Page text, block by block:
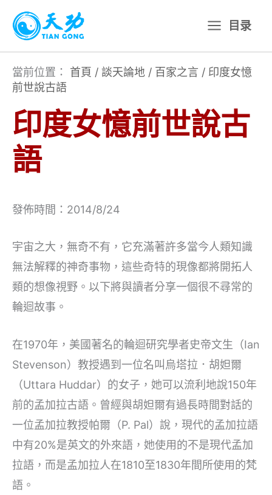
主
目录
當前位置： 首頁 / 談天論地 / 百家之言 / 印度女憶
前世說古語
印度女憶前世說古
語
發佈時間：2014/8/24
宇宙之大，無奇不有，它充滿著許多當今人類知識
無法解釋的神奇事物，這些奇特的現像都將開拓人
類的想像視野。以下將與讀者分享一個很不尋常的
輪迴故事。
在1970年，美國著名的輪迴研究學者史帝文生（Ian
Stevenson）教授遇到一位名叫烏塔拉．胡妲爾
（Uttara Huddar）的女子，她可以流利地說150年
前的孟加拉古語。曾經與胡妲爾有過長時間對話的
一位孟加拉教授帕爾（P. Pal）說，現代的孟加拉語
中有20%是英文的外來語，她使用的不是現代孟加
拉語，而是孟加拉人在1810至1830年間所使用的梵
語。